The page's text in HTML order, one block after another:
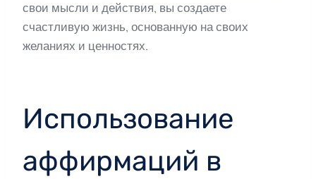
свои мысли и действия, вы создаете
счастливую жизнь, основанную на своих
желаниях и ценностях.
Использование
аффирмаций в